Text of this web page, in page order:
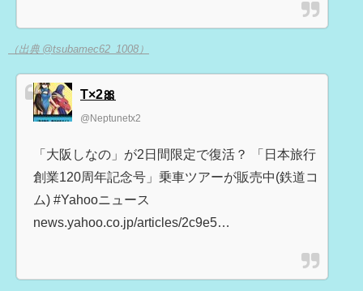
（出典 @tsubamec62_1008）
T×2🎀
@Neptunetx2
「大阪しなの」が2日間限定で復活？ 「日本旅行
創業120周年記念号」乗車ツアーが販売中(鉄道コ
ム) #Yahooニュース
news.yahoo.co.jp/articles/2c9e5…